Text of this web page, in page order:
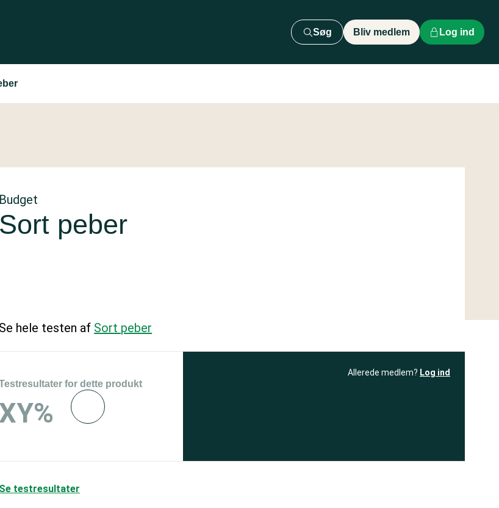
Søg Bliv medlem Log ind
Budget
Sort peber
Se hele testen af Sort peber
for dette produkt
Allerede medlem? Log ind
Se testresultater